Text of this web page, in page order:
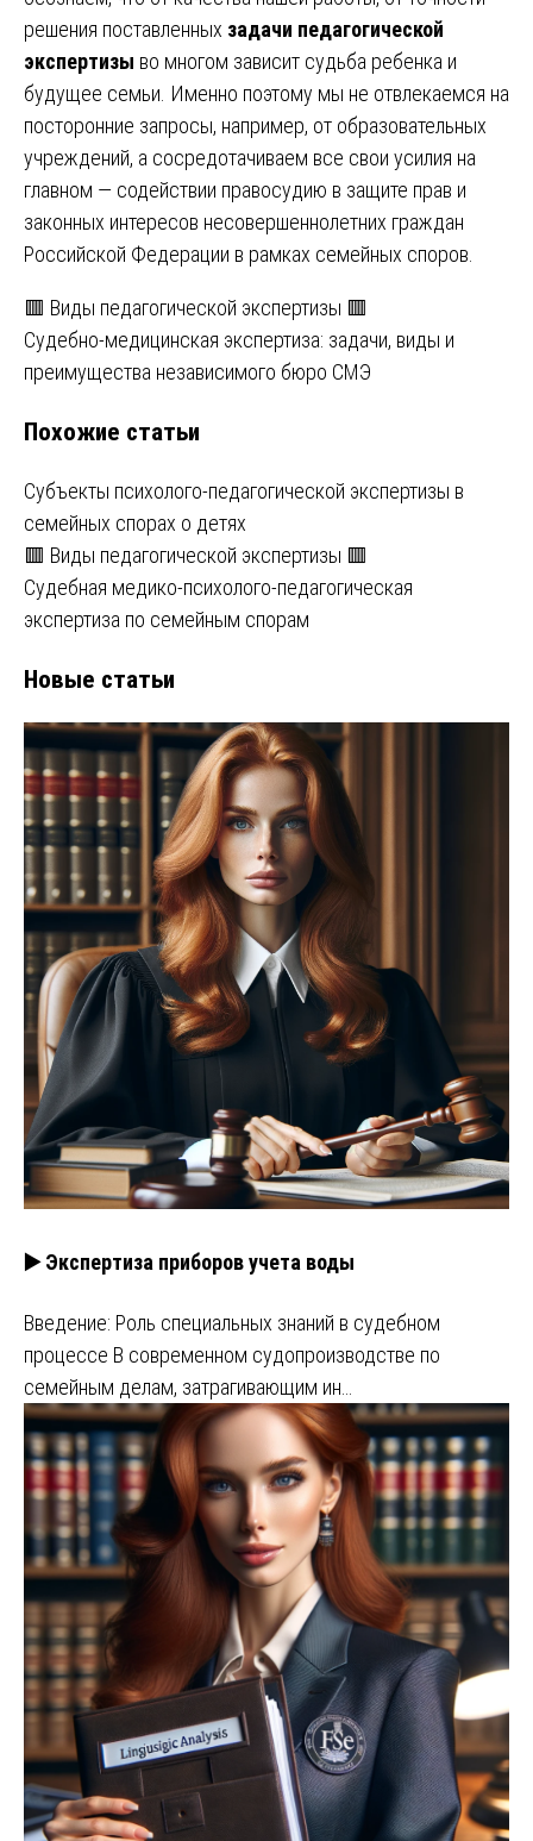
решения поставленных задачи педагогической
экспертизы во многом зависит судьба ребенка и
будущее семьи. Именно поэтому мы не отвлекаемся на
посторонние запросы, например, от образовательных
учреждений, а сосредотачиваем все свои усилия на
главном — содействии правосудию в защите прав и
законных интересов несовершеннолетних граждан
Российской Федерации в рамках семейных споров.
Навигация
по
🟥 Виды педагогической экспертизы 🟥
Судебно-медицинская экспертиза: задачи, виды и
преимущества независимого бюро СМЭ
Похожие статьи
Субъекты психолого-педагогической экспертизы в
семейных спорах о детях
🟥 Виды педагогической экспертизы 🟥
Судебная медико-психолого-педагогическая
экспертиза по семейным спорам
Новые статьи
▶️ Экспертиза приборов учета воды
Введение: Роль специальных знаний в судебном
процессе В современном судопроизводстве по
семейным делам, затрагивающим ин…